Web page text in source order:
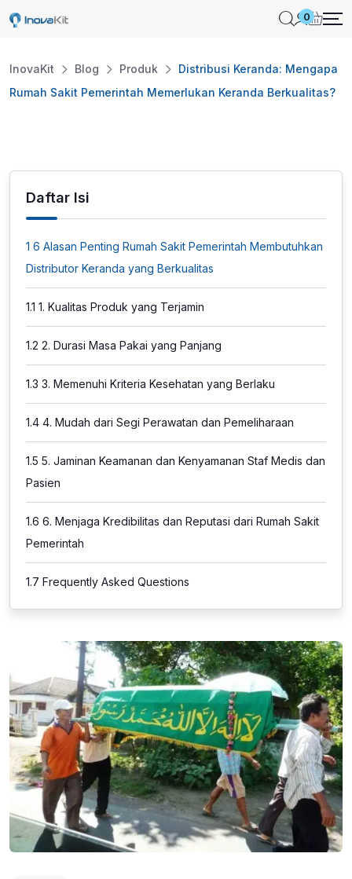
Skip
0
InovaKit Blog Produk
Distribusi Keranda: Mengapa
Rumah Sakit Pemerintah Memerlukan Keranda Berkualitas?
Daftar Isi
1 6 Alasan Penting Rumah Sakit Pemerintah Membutuhkan
Distributor Keranda yang Berkualitas
1.1 1. Kualitas Produk yang Terjamin
1.2 2. Durasi Masa Pakai yang Panjang
1.3 3. Memenuhi Kriteria Kesehatan yang Berlaku
1.4 4. Mudah dari Segi Perawatan dan Pemeliharaan
1.5 5. Jaminan Keamanan dan Kenyamanan Staf Medis dan
Pasien
1.6 6. Menjaga Kredibilitas dan Reputasi dari Rumah Sakit
Pemerintah
1.7 Frequently Asked Questions